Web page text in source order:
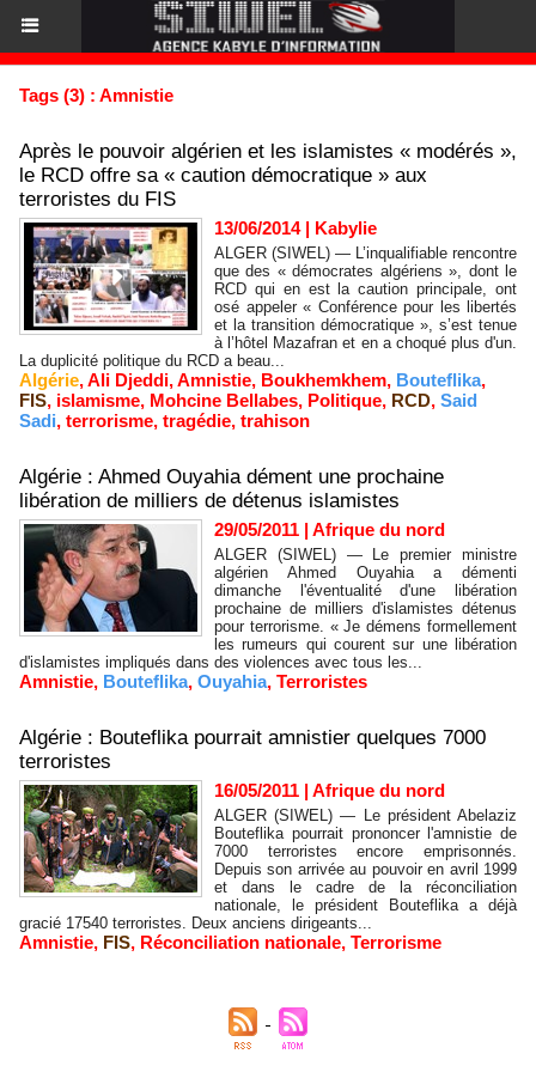
Tags (3) : Amnistie
Après le pouvoir algérien et les islamistes « modérés »,
le RCD offre sa « caution démocratique » aux
terroristes du FIS
13/06/2014| Kabylie
ALGER (SIWEL) — L’inqualifiable rencontre
que des « démocrates algériens », dont le
RCD qui en est la caution principale, ont
osé appeler « Conférence pour les libertés
et la transition démocratique », s’est tenue
à l’hôtel Mazafran et en a choqué plus d'un.
La duplicité politique du RCD a beau...
Algérie,Ali Djeddi,Amnistie, Boukhemkhem, Bouteflika,
FIS, islamisme, Mohcine Bellabes, Politique, RCD, Said
Sadi, terrorisme, tragédie, trahison
Algérie : Ahmed Ouyahia dément une prochaine
libération de milliers de détenus islamistes
29/05/2011 | Afrique du nord
ALGER (SIWEL) — Le premier ministre
algérien Ahmed Ouyahia a démenti
dimanche l'éventualité d'une libération
prochaine de milliers d'islamistes détenus
pour terrorisme. « Je démens formellement
les rumeurs qui courent sur une libération
d'islamistes impliqués dans des violences avec tous les...
Amnistie, Bouteflika, Ouyahia, Terroristes
Algérie : Bouteflika pourrait amnistier quelques 7000
terroristes
16/05/2011 | Afrique du nord
ALGER (SIWEL) — Le président Abelaziz
Bouteflika pourrait prononcer l'amnistie de
7000 terroristes encore emprisonnés.
Depuis son arrivée au pouvoir en avril 1999
et dans le cadre de la réconciliation
nationale, le président Bouteflika a déjà
gracié 17540 terroristes. Deux anciens dirigeants...
Amnistie, FIS, Réconciliation nationale, Terrorisme